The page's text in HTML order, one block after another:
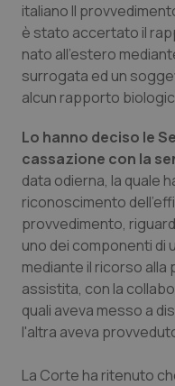
Basilicata
Calabria
Emilia-Romagna
Friuli Venezia
Lazio
Liguria
Artrite & artrosi
Asma & BPCO
Colesterolo &
Dermatite
Diabete &
Disturbi
QS Club
italiano Il
è stato accertato il
nato all'estero
surrogata ed un
alcun rapporto
Lo hanno deciso le
cassazione con la
data odierna, la quale
riconoscimento
provvedimento,
uno dei componenti di
mediante il ricorso
assistita, con la
quali aveva messo a
l'altra aveva
La Corte ha ritenuto